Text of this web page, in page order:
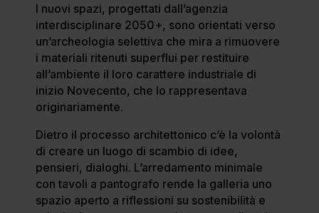
I nuovi spazi, progettati dall’agenzia
interdisciplinare 2050+, sono orientati verso
un’archeologia selettiva che mira a rimuovere
i materiali ritenuti superflui per restituire
all’ambiente il loro carattere industriale di
inizio Novecento, che lo rappresentava
originariamente.
Dietro il processo architettonico c’è la volontà
di creare un luogo di scambio di idee,
pensieri, dialoghi. L’arredamento minimale
con tavoli a pantografo rende la galleria uno
spazio aperto a riflessioni su sostenibilità e